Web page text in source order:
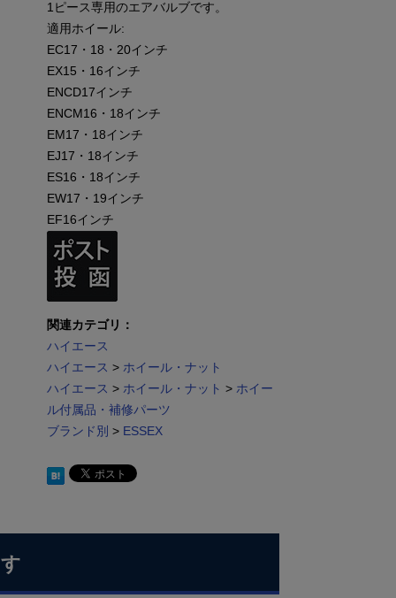
1ピース専用のエアバルブです。
適用ホイール:
EC17・18・20インチ
EX15・16インチ
ENCD17インチ
ENCM16・18インチ
EM17・18インチ
EJ17・18インチ
ES16・18インチ
EW17・19インチ
EF16インチ
関連カテゴリ：
ハイエース
ハイエース > ホイール・ナット
ハイエース > ホイール・ナット > ホイー
ル付属品・補修パーツ
ブランド別 > ESSEX